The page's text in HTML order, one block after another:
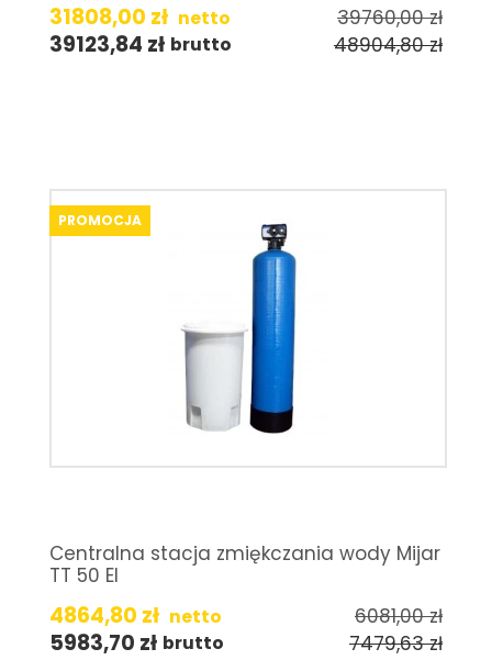
31808,00 zł netto 39760,00zł
39123,84 zł brutto 48904,80zł
PROMOCJA
Centralna stacja zmiękczania wody Mijar
TT 50 EI
4864,80 zł netto 6081,00zł
5983,70 zł brutto 7479,63zł